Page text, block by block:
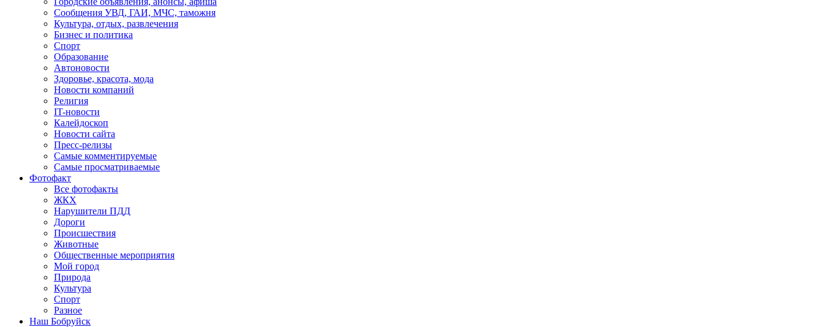
Сообщения УВД, ГАИ, МЧС, таможня
Культура, отдых, развлечения
Бизнес и политика
Спорт
Образование
Автоновости
Здоровье, красота, мода
Новости компаний
Религия
IT-новости
Калейдоскоп
Новости сайта
Пресс-релизы
Самые комментируемые
Самые просматриваемые
Фотофакт
Все фотофакты
ЖКХ
Нарушители ПДД
Дороги
Происшествия
Животные
Общественные мероприятия
Мой город
Природа
Культура
Спорт
Разное
Наш Бобруйск